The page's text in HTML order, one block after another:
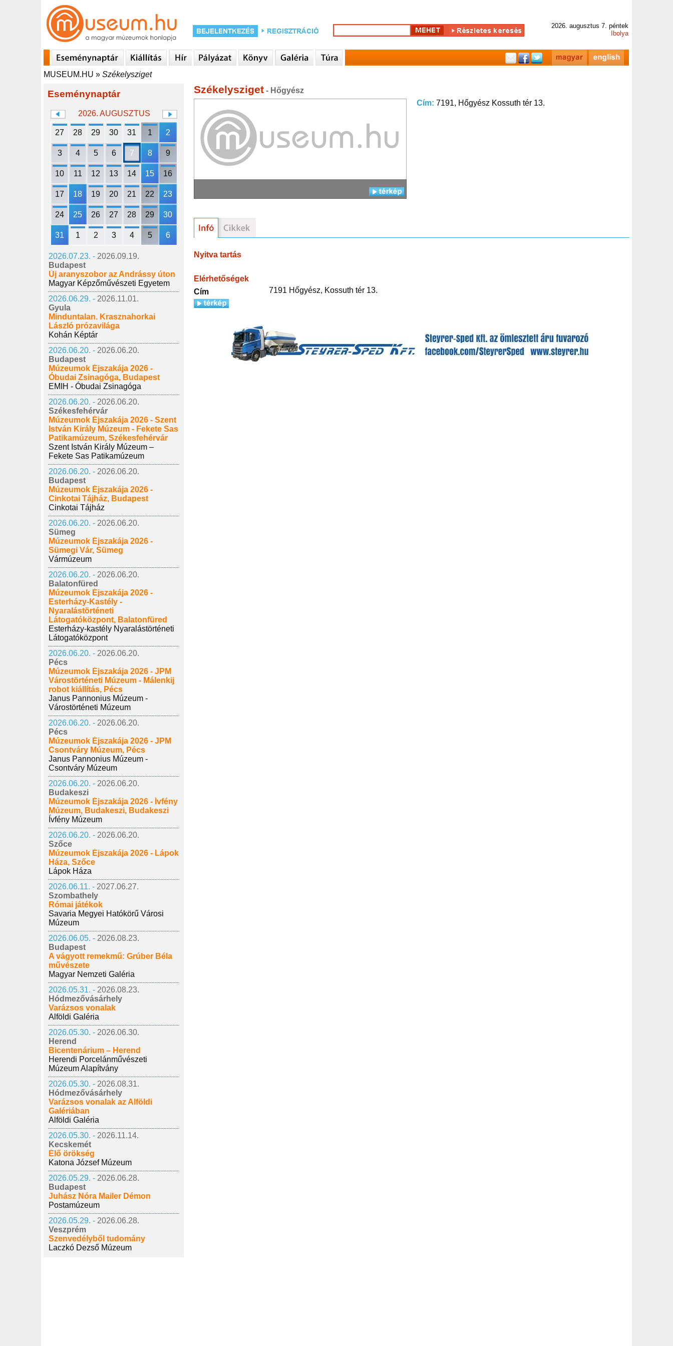
2026. augusztus 7. péntek
Ibolya
MUSEUM.HU » Székelysziget
Eseménynaptár
2026. AUGUSZTUS
27 28 29 30 31 1 2
3 4 5 6 7 8 9
10 11 12 13 14 15 16
17 18 19 20 21 22 23
24 25 26 27 28 29 30
31 1 2 3 4 5 6
2026.07.23. - 2026.09.19.
Budapest
Új aranyszobor az Andrássy úton
Magyar Képzőművészeti Egyetem
2026.06.29. - 2026.11.01.
Gyula
Minduntalan. Krasznahorkai
László prózavilága
Kohán Képtár
2026.06.20. - 2026.06.20.
Budapest
Múzeumok Éjszakája 2026 -
Óbudai Zsinagóga, Budapest
EMIH - Óbudai Zsinagóga
2026.06.20. - 2026.06.20.
Székesfehérvár
Múzeumok Éjszakája 2026 - Szent
István Király Múzeum - Fekete Sas
Patikamúzeum, Székesfehérvár
Szent István Király Múzeum –
Fekete Sas Patikamúzeum
2026.06.20. - 2026.06.20.
Budapest
Múzeumok Éjszakája 2026 -
Cinkotai Tájház, Budapest
Cinkotai Tájház
2026.06.20. - 2026.06.20.
Sümeg
Múzeumok Éjszakája 2026 -
Sümegi Vár, Sümeg
Vármúzeum
2026.06.20. - 2026.06.20.
Balatonfüred
Múzeumok Éjszakája 2026 -
Esterházy-Kastély -
Nyaralástörténeti
Látogatóközpont, Balatonfüred
Esterházy-kastély Nyaralástörténeti
Látogatóközpont
2026.06.20. - 2026.06.20.
Pécs
Múzeumok Éjszakája 2026 - JPM
Várostörténeti Múzeum - Málenkij
robot kiállítás, Pécs
Janus Pannonius Múzeum -
Várostörténeti Múzeum
2026.06.20. - 2026.06.20.
Pécs
Múzeumok Éjszakája 2026 - JPM
Csontváry Múzeum, Pécs
Janus Pannonius Múzeum -
Csontváry Múzeum
2026.06.20. - 2026.06.20.
Budakeszi
Múzeumok Éjszakája 2026 - Ívfény
Múzeum, Budakeszi, Budakeszi
Ívfény Múzeum
2026.06.20. - 2026.06.20.
Szőce
Múzeumok Éjszakája 2026 - Lápok
Háza, Szőce
Lápok Háza
2026.06.11. - 2027.06.27.
Szombathely
Római játékok
Savaria Megyei Hatókörű Városi
Múzeum
2026.06.05. - 2026.08.23.
Budapest
A vágyott remekmű: Grúber Béla
művészete
Magyar Nemzeti Galéria
2026.05.31. - 2026.08.23.
Hódmezővásárhely
Varázsos vonalak
Alföldi Galéria
2026.05.30. - 2026.06.30.
Herend
Bicentenárium – Herend
Herendi Porcelánművészeti
Múzeum Alapítvány
2026.05.30. - 2026.08.31.
Hódmezővásárhely
Varázsos vonalak az Alföldi
Galériában
Alföldi Galéria
2026.05.30. - 2026.11.14.
Kecskemét
Élő örökség
Katona József Múzeum
2026.05.29. - 2026.06.28.
Budapest
Juhász Nóra Mailer Démon
Postamúzeum
2026.05.29. - 2026.06.28.
Veszprém
Szenvedélyből tudomány
Laczkó Dezső Múzeum
Székelysziget - Hőgyész
Cím: 7191, Hőgyész Kossuth tér 13.
Nyitva tartás
Elérhetőségek
Cím
7191 Hőgyész, Kossuth tér 13.